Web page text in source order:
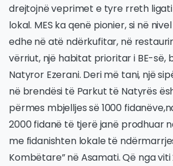
drejtojnë veprimet e tyre rreth
lokal. MES ka qenë pionier, si në
edhe në atë ndërkufitar, në
vërriut, një habitat prioritar i BE-së,
Natyror Ezerani. Deri më tani, një
në brendësi të Parkut të Natyrës
përmes mbjelljes së 1000
2000 fidanë të tjerë janë prodhuar
me fidanishten lokale të
Kombëtare” në Asamati. Që nga viti